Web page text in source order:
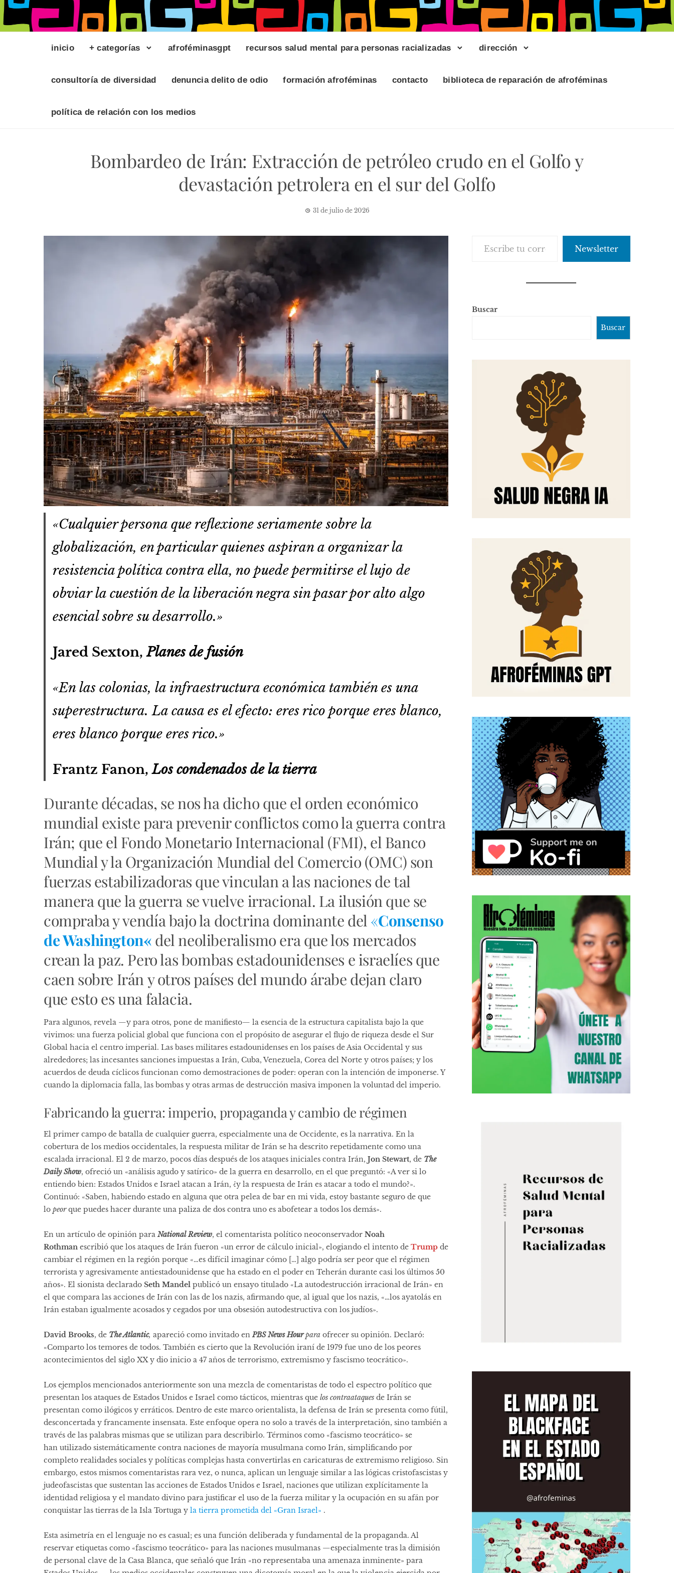
inicio + categorías afroféminasgpt recursos salud mental para personas racializadas dirección
consultoría de diversidad denuncia delito de odio formación afroféminas contacto biblioteca de reparación de afroféminas
política de relación con los medios
Bombardeo de Irán: Extracción de petróleo crudo en el Golfo y
devastación petrolera en el sur del Golfo
31 de julio de 2026
«Cualquier persona que reflexione seriamente sobre la
globalización, en particular quienes aspiran a organizar la
resistencia política contra ella, no puede permitirse el lujo de
obviar la cuestión de la liberación negra sin pasar por alto algo
esencial sobre su desarrollo.»
Jared Sexton,Planes de fusión
«En las colonias, la infraestructura económica también es una
superestructura. La causa es el efecto: eres rico porque eres blanco,
eres blanco porque eres rico.»
Frantz Fanon,Los condenados de la tierra
Durante décadas, se nos ha dicho que el orden económico
mundial existe para prevenir conflictos como la guerra contra
Irán; que el Fondo Monetario Internacional (FMI), el Banco
Mundial y la Organización Mundial del Comercio (OMC) son
fuerzas estabilizadoras que vinculan a las naciones de tal
manera que la guerra se vuelve irracional. La ilusión que se
compraba y vendía bajo la doctrina dominante del «Consenso
de Washington« del neoliberalismo era que los mercados
crean la paz. Pero lasbombas estadounidenses e israelíes que
caen sobre Irány otros países del mundo árabe dejan claro
que esto es una falacia.
Para algunos, revela —y para otros, pone de manifiesto— la esencia de la estructura capitalista bajo la que
vivimos: una fuerza policial global que funciona con el propósito de asegurar el flujo de riqueza desde el Sur
Global hacia el centro imperial. Las bases militares estadounidenses en los países de Asia Occidental y sus
alrededores; las incesantes sanciones impuestas a Irán, Cuba, Venezuela, Corea del Norte y otros países; y los
acuerdos de deuda cíclicos funcionan como demostraciones de poder: operan con la intención de imponerse. Y
cuando la diplomacia falla, las bombas y otras armas de destrucción masiva imponen la voluntad del imperio.
Fabricando la guerra: imperio, propaganda y cambio de régimen
El primer campo de batalla de cualquier guerra, especialmente una de Occidente, es la narrativa. En la
cobertura de los medios occidentales, la respuesta militar de Irán se ha descrito repetidamente como una
escalada irracional. El 2 de marzo, pocos días después de los ataques iniciales contra Irán, Jon Stewart, de The
Daily Show, ofreció un «análisis agudo y satírico» de la guerra en desarrollo, en el que preguntó: «A ver si lo
entiendo bien: Estados Unidos e Israel atacan a Irán, ¿y la respuesta de Irán es atacar a todo el mundo?».
Continuó: «Saben, habiendo estado en alguna que otra pelea de bar en mi vida, estoy bastante seguro de que
lo peorque puedes hacer durante una paliza de dos contra uno es abofetear a todos los demás».
En un artículo de opinión para National Review, el comentarista político neoconservador Noah
Rothman escribió que los ataques de Irán fueron «un error de cálculo inicial», elogiando el intento de Trump de
cambiar el régimen en la región porque «…es difícil imaginar cómo […] algo podría ser peor que el régimen
terrorista y agresivamente antiestadounidense que ha estado en el poder en Teherán durante casi los últimos 50
años». El sionista declarado Seth Mandel publicó un ensayo titulado «La autodestrucción irracional de Irán» en
el que compara las acciones de Irán con las de los nazis, afirmando que, al igual que los nazis, «…los ayatolás en
Irán estaban igualmente acosados ​​y cegados por una obsesión autodestructiva con los judíos».
David Brooks, de The Atlantic, apareció como invitado enPBS News Hourpara ofrecer su opinión. Declaró:
«Comparto los temores de todos. También es cierto que la Revolución iraní de 1979 fue uno de los peores
acontecimientos del siglo XX y dio inicio a 47 años de terrorismo, extremismo y fascismo teocrático».
Los ejemplos mencionados anteriormente son una mezcla de comentaristas de todo el espectro político que
presentan los ataques de Estados Unidos e Israel como tácticos, mientras que los contraataques de Irán se
presentan como ilógicos y erráticos. Dentro de este marco orientalista, la defensa de Irán se presenta como fútil,
desconcertada y francamente insensata. Este enfoque opera no solo a través de la interpretación, sino también a
través de las palabras mismas que se utilizan para describirlo. Términos como «fascismo teocrático» se
han utilizado sistemáticamente contra naciones de mayoría musulmana como Irán, simplificando por
completo realidades sociales y políticas complejas hasta convertirlas en caricaturas de extremismo religioso. Sin
embargo, estos mismos comentaristas rara vez, o nunca, aplican un lenguaje similar a las lógicas cristofascistas y
judeofascistas que sustentan las acciones de Estados Unidos e Israel, naciones que utilizan explícitamente la
identidad religiosa y el mandato divino para justificar el uso de la fuerza militar y la ocupación en su afán por
conquistar las tierras de la Isla Tortuga y la tierra prometida del «Gran Israel» .
Esta asimetría en el lenguaje no es casual; es una función deliberada y fundamental de la propaganda. Al
reservar etiquetas como «fascismo teocrático» para las naciones musulmanas —especialmente tras la dimisión
de personal clave de la Casa Blanca, que señaló que Irán «no representaba una amenaza inminente» para
Newsletter
Buscar
Buscar